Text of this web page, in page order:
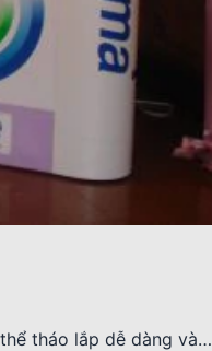
tháo lắp dễ dàng và…